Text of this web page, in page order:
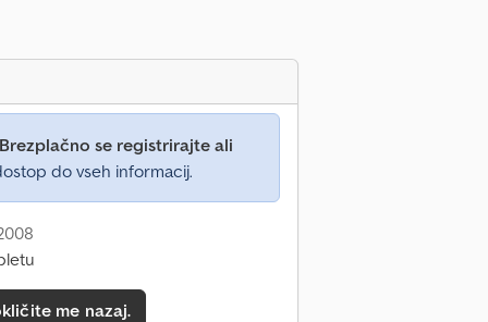
Brezplačno se registrirajte ali
do vseh informacij.
me nazaj.